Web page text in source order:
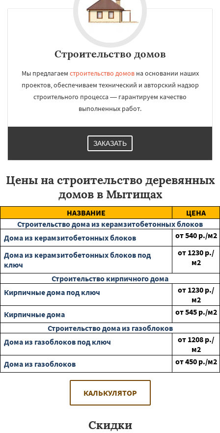
Строительство домов
Мы предлагаем строительство домовна основании наших
проектов, обеспечиваем технический и авторский надзор
строительного процесса — гарантируем качество
выполненных работ.
ЗАКАЗАТЬ
Цены на строительство деревянных
домов в Мытищах
НАЗВАНИЕ
ЦЕНА
Строительство дома из керамзитобетонных блоков
Дома из керамзитобетонных блоков
от540 р./м2
Дома из керамзитобетонных блоков под
ключ
от 1230 р./
м2
Строительство кирпичного дома
Кирпичные дома под ключ
от 1230 р./
м2
Кирпичные дома
от545 р./м2
Строительство дома из газоблоков
Дома из газоблоков под ключ
от 1208 р./
м2
Дома из газоблоков
от450 р./м2
КАЛЬКУЛЯТОР
Скидки